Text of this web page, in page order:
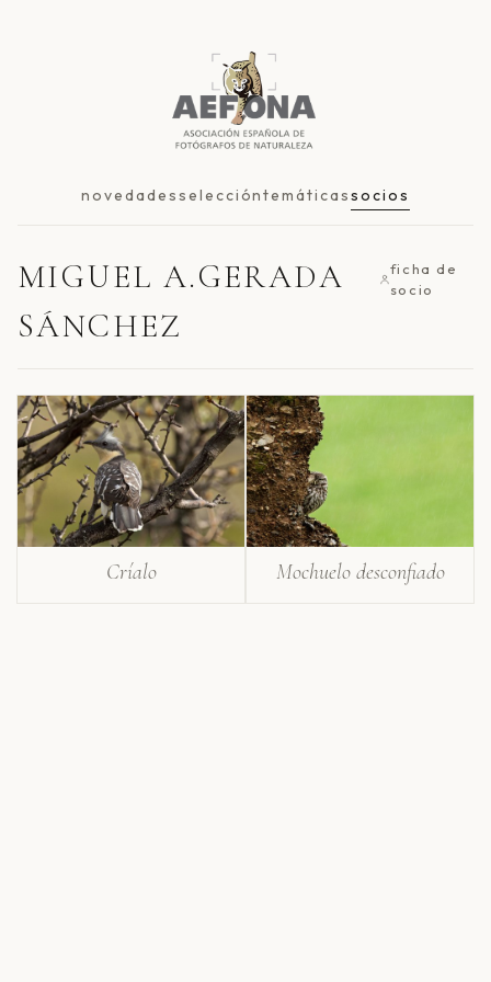
novedadesseleccióntemáticassocios
MIGUEL A.GERADA
SÁNCHEZ
ficha de
socio
Críalo Mochuelo desconfiado